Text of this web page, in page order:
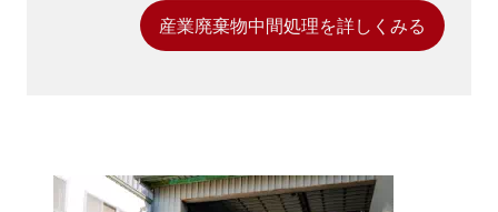
産業廃棄物中間処理を詳しくみる